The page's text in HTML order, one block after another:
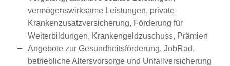
vermögenswirksame Leistungen, private
Krankenzusatzversicherung, Förderung für
Weiterbildungen, Krankengeldzuschuss, Prämien
Angebote zur Gesundheitsförderung, JobRad,
betriebliche Altersvorsorge und Unfallversicherung